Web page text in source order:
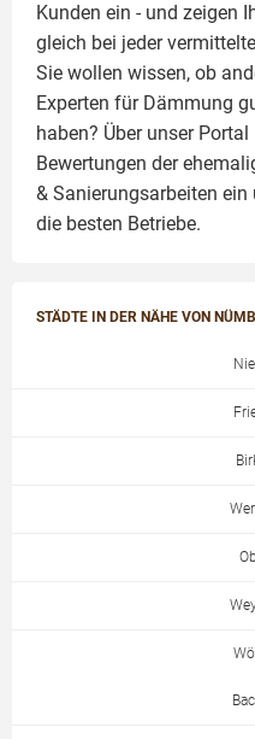
Kunden ein - und zeigen
gleich bei jeder
Sie wollen wissen, ob
Experten für Dämmung
haben? Über unser
Bewertungen der
& Sanierungsarbeiten ein
die besten Betriebe.
STÄDTE IN DER NÄHE VON